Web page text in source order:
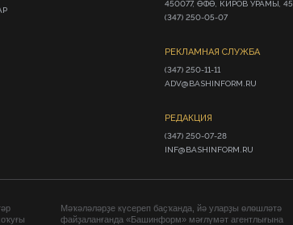
450077, ӨФӨ, КИРОВ УРАМЫ, 45
(347) 250-05-07
РЕКЛАМНАЯ СЛУЖБА
(347) 250-11-11
ADV@BASHINFORM.RU
РЕДАКЦИЯ
(347) 250-07-28
INF@BASHINFORM.RU
Мәҡәләләрҙе күсереп баҫҡанда, йә уларҙы өлөшләтә
файҙаланғанда «Башинформ» мәғлүмәт агентлығына